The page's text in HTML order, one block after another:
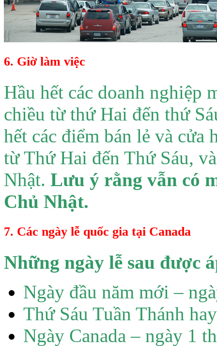
6. Giờ làm việc
Hầu hết các doanh nghiệp
chiều từ thứ Hai đến thứ
hết các điểm bán lẻ và cửa
từ Thứ Hai đến Thứ Sáu,
Nhật. Lưu ý rằng vẫn có
Chủ Nhật.
7. Các ngày lễ quốc gia tại Canada
Những ngày lễ sau được
Ngày đầu năm mới –
Thứ Sáu Tuần Thánh
Ngày Canada – ngày 1